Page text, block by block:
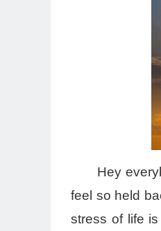
Hey
feel so held
stress of life